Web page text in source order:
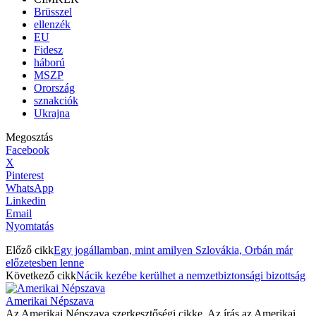
Brüsszel
ellenzék
EU
Fidesz
háború
MSZP
Orország
sznakciók
Ukrajna
Megosztás
Facebook
X
Pinterest
WhatsApp
Linkedin
Email
Nyomtatás
Előző cikkEgy jogállamban, mint amilyen Szlovákia, Orbán már
előzetesben lenne
Következő cikkNácik kezébe kerülhet a nemzetbiztonsági bizottság
Amerikai Népszava
Az Amerikai Népszava szerkesztőségi cikke. Az írás az Amerikai